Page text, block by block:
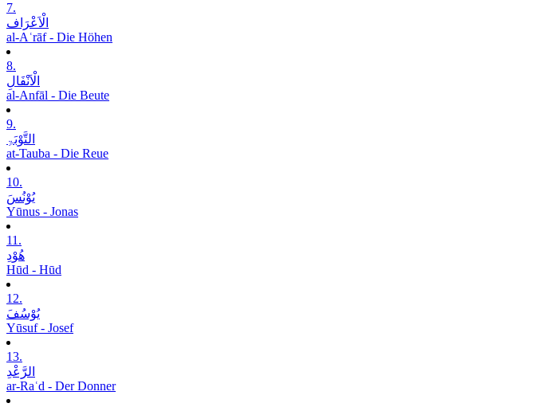
7.
الْاَعْرَاف
al-Aʿrāf - Die Höhen
8.
الْاَنْفَالِ
al-Anfāl - Die Beute
9.
التَّوْبَۃِ
at-Tauba - Die Reue
10.
یُوْنُسَ
Yūnus - Jonas
11.
ھُوْدِ
Hūd - Hūd
12.
یُوْسُفَ
Yūsuf - Josef
13.
الرَّعْدِ
ar-Raʿd - Der Donner